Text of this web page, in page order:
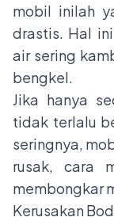
mobil inilah
drastis. Hal
air sering
bengkel.
Jika hanya
tidak terlalu
seringnya,
rusak, cara
membongkar
Kerusakan